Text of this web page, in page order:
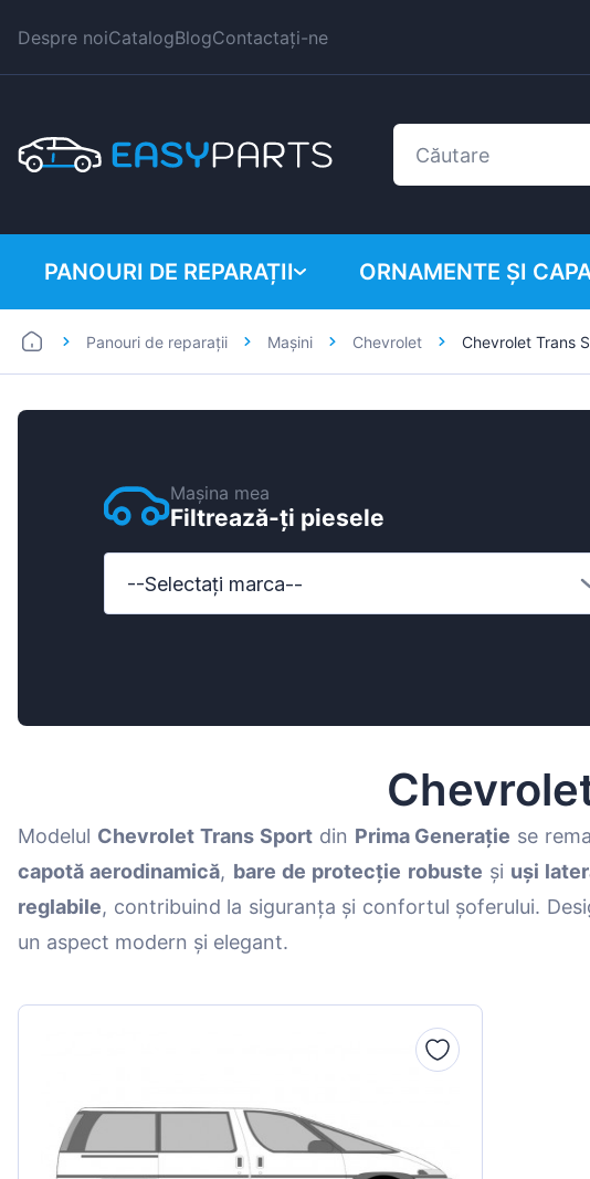
Despre noiCatalogBlogContactați-ne
PANOURI DE REPARAȚII
Autoutilitare
ORNAMENTE ȘI
BMW
Hyundai
MAN
Mazda
Mercedes-Benz
Renault
Skoda
Panouri de reparații Mașini Chevrolet Chevrolet Trans
Mașina mea
Filtrează-ți piesele
--Selectați marca--
Modelul Chevrolet Trans Sportdin Prima Generație se
capotă aerodinamică, bare de protecție robuste și uși
reglabile, contribuind la siguranța și confortul șoferului.
un aspect modern și elegant.